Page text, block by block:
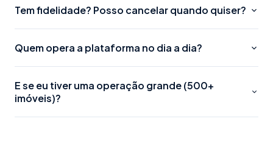
Tem fidelidade? Posso cancelar quando quiser?
Quem opera a plataforma no dia a dia?
E se eu tiver uma operação grande (500+
imóveis)?